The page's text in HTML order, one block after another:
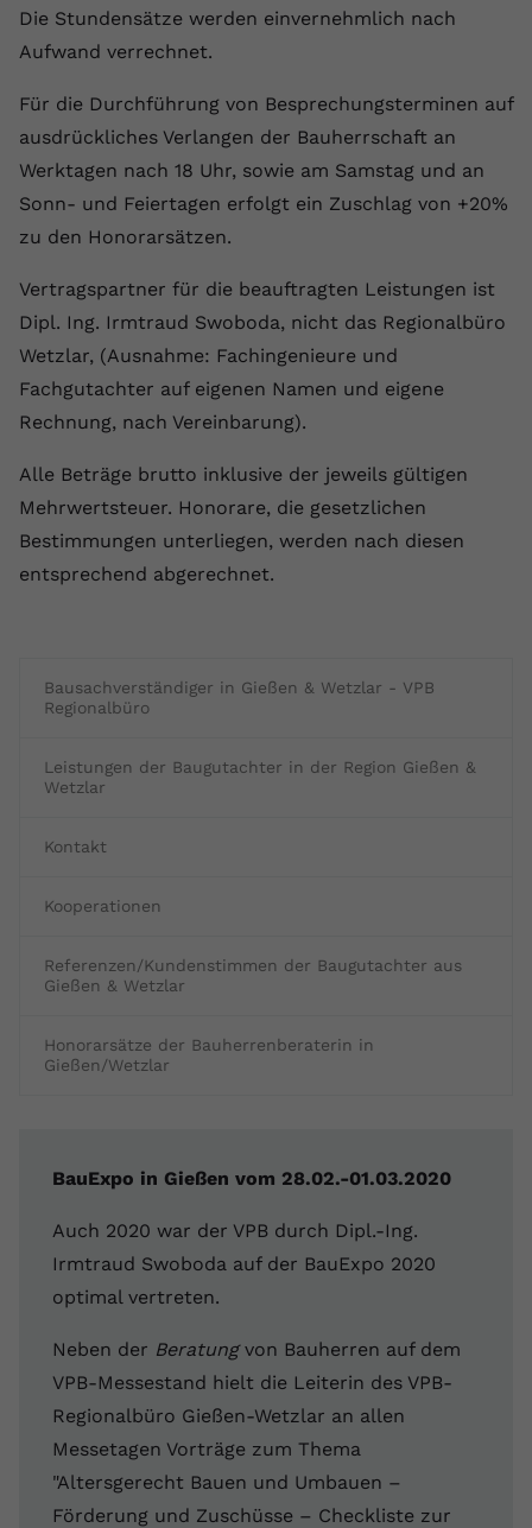
Bausachverständiger in Gießen & Wetzlar - VPB
Regionalbüro
Leistungen der Baugutachter in der Region Gießen &
Wetzlar
Kontakt
Kooperationen
Referenzen/Kundenstimmen der Baugutachter aus
Gießen & Wetzlar
Honorarsätze der Bauherrenberaterin in
Gießen/Wetzlar
BauExpo in Gießen vom 28.02.-01.03.2020
Auch 2020 war der VPB durch Dipl.-Ing.
Irmtraud Swoboda auf der BauExpo 2020
optimal vertreten.
Neben der Beratungvon Bauherren auf dem
VPB-Messestand hielt die Leiterin des VPB-
Regionalbüro Gießen-Wetzlar an allen
Messetagen Vorträge zum Thema
"Altersgerecht Bauen und Umbauen –
Förderung und Zuschüsse – Checkliste zur
Die Stundensätze werden einvernehmlich nach
Aufwand verrechnet.
Für die Durchführung von Besprechungsterminen auf
ausdrückliches Verlangen der Bauherrschaft an
Werktagen nach 18 Uhr, sowie am Samstag und an
Sonn- und Feiertagen erfolgt ein Zuschlag von +20%
zu den Honorarsätzen.
Vertragspartner für die beauftragten Leistungen ist
Dipl. Ing. Irmtraud Swoboda, nicht das Regionalbüro
Wetzlar, (Ausnahme: Fachingenieure und
Fachgutachter auf eigenen Namen und eigene
Rechnung, nach Vereinbarung).
Alle Beträge brutto inklusive der jeweils gültigen
Mehrwertsteuer. Honorare, die gesetzlichen
Bestimmungen unterliegen, werden nach diesen
entsprechend abgerechnet.